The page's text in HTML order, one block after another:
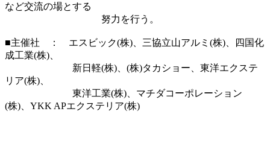
など交流の場とする
努力を行う。
■主催社 ： エスビック(株)、三協立山アルミ(株)、四国化
成工業(株)、
新日軽(株)、(株)タカショー、東洋エクステ
リア(株)、
東洋工業(株)、マチダコーポレーション
(株)、YKK APエクステリア(株)